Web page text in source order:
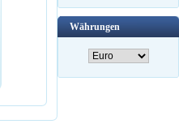
Währungen